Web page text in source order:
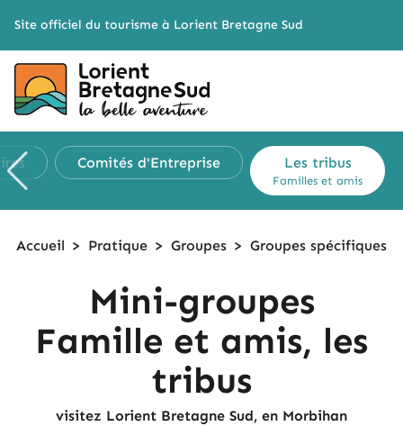
Site officiel du tourisme à Lorient Bretagne Sud
Comités d'Entreprise Les tribus
Familles et amis
Accueil > Pratique > Groupes > Groupes spécifiques
Mini-groupes
Famille et amis, les
tribus
visitez Lorient Bretagne Sud, en Morbihan